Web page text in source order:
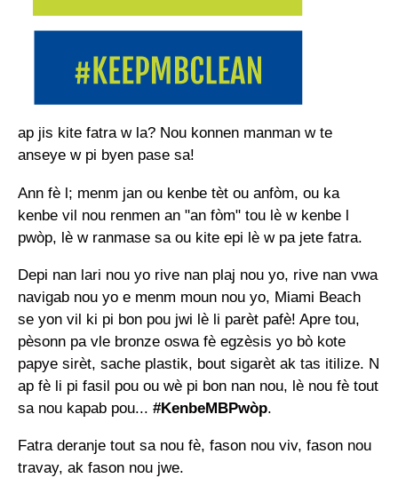
ap jis kite fatra w la? Nou konnen manman w te
anseye w pi byen pase sa!
Ann fè l; menm jan ou kenbe tèt ou anfòm, ou ka
kenbe vil nou renmen an "an fòm" tou lè w kenbe l
pwòp, lè w ranmase sa ou kite epi lè w pa jete fatra.
Depi nan lari nou yo rive nan plaj nou yo, rive nan vwa
navigab nou yo e menm moun nou yo, Miami Beach
se yon vil ki pi bon pou jwi lè li parèt pafè! Apre tou,
pèsonn pa vle bronze oswa fè egzèsis yo bò kote
papye sirèt, sache plastik, bout sigarèt ak tas itilize. N
ap fè li pi fasil pou ou wè pi bon nan nou, lè nou fè tout
sa nou kapab pou... #KenbeMBPwòp.
Fatra deranje tout sa nou fè, fason nou viv, fason nou
travay, ak fason nou jwe.